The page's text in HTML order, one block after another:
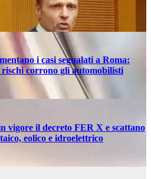
i casi segnalati a Roma:
rischi corrono gli automobilisti
vigore il decreto FER X e scattano
eolico e idroelettrico